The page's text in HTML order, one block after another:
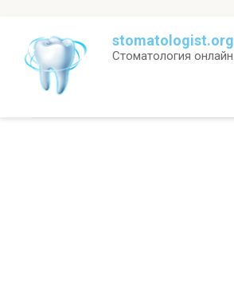
контенту
stomatologist.org
Стоматология онлайн